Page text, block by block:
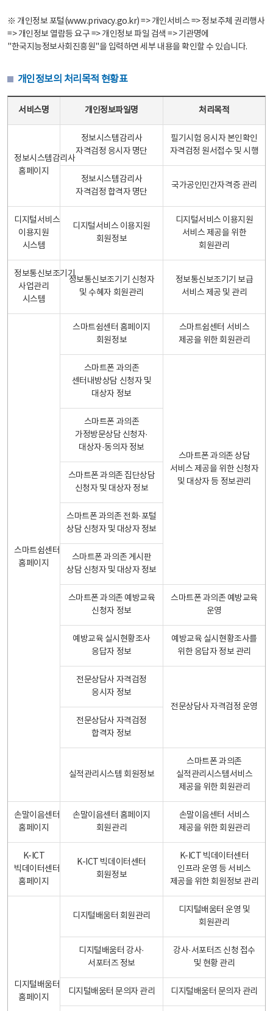
※ 개인정보 포털(www.privacy.go.kr) => 개인서비스 => 정보주체 권리행사
=> 개인정보 열람등 요구 => 개인정보 파일 검색 => 기관명에
"한국지능정보사회진흥원"을 입력하면 세부 내용을 확인할 수 있습니다.
개인정보의 처리목적 현황표
서비스명 개인정보파일명 처리목적
정보시스템감리사
홈페이지
정보시스템감리사
자격검정 응시자 명단
필기시험 응시자 본인확인
자격검정 원서접수 및 시행
정보시스템감리사
자격검정 합격자 명단
국가공인민간자격증 관리
디지털서비스
이용지원
시스템
디지털서비스 이용지원
회원정보
디지털서비스 이용지원
서비스 제공을 위한
회원관리
정보통신보조기기
사업관리
시스템
정보통신보조기기 신청자
및 수혜자 회원관리
정보통신보조기기 보급
서비스 제공 및 관리
스마트쉼센터
홈페이지
스마트쉼센터 홈페이지
회원정보
스마트쉼센터 서비스
제공을 위한 회원관리
스마트폰 과의존
센터내방상담 신청자 및
대상자 정보
스마트폰 과의존 상담
서비스 제공을 위한 신청자
및 대상자 등 정보관리
스마트폰 과의존
가정방문상담 신청자·
대상자·동의자 정보
스마트폰 과의존 집단상담
신청자 및 대상자 정보
스마트폰 과의존 전화·포털
상담 신청자 및 대상자 정보
스마트폰 과의존 게시판
상담 신청자 및 대상자 정보
스마트폰 과의존 예방교육
신청자 정보
스마트폰 과의존 예방교육
운영
예방교육 실시현황조사
응답자 정보
예방교육 실시현황조사를
위한 응답자 정보 관리
전문상담사 자격검정
응시자 정보
전문상담사 자격검정 운영
전문상담사 자격검정
합격자 정보
실적관리시스템 회원정보
스마트폰 과의존
실적관리시스템서비스
제공을 위한 회원관리
손말이음센터
홈페이지
손말이음센터 홈페이지
회원관리
손말이음센터 서비스
제공을 위한 회원관리
K-ICT
빅데이터센터
홈페이지
K-ICT 빅데이터센터
회원정보
K-ICT 빅데이터센터
인프라 운영 등 서비스
제공을 위한 회원정보 관리
디지털배움터
홈페이지
디지털배움터 회원관리
디지털배움터 운영 및
회원관리
디지털배움터 강사·
서포터즈 정보
강사·서포터즈 신청 접수
및 현황 관리
디지털배움터 문의자 관리 디지털배움터 문의자 관리